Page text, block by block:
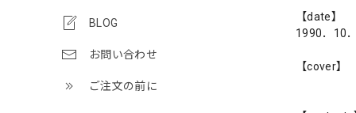
BLOG
お問い合わせ
ご注文の前に
【date】
1990．10
【cover】